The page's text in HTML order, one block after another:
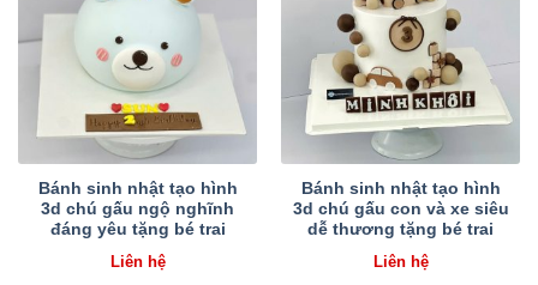
Bánh sinh nhật tạo hình
3d chú gấu ngộ nghĩnh
đáng yêu tặng bé trai
Liên hệ
Bánh sinh nhật tạo hình
3d chú gấu con và xe siêu
dễ thương tặng bé trai
Liên hệ